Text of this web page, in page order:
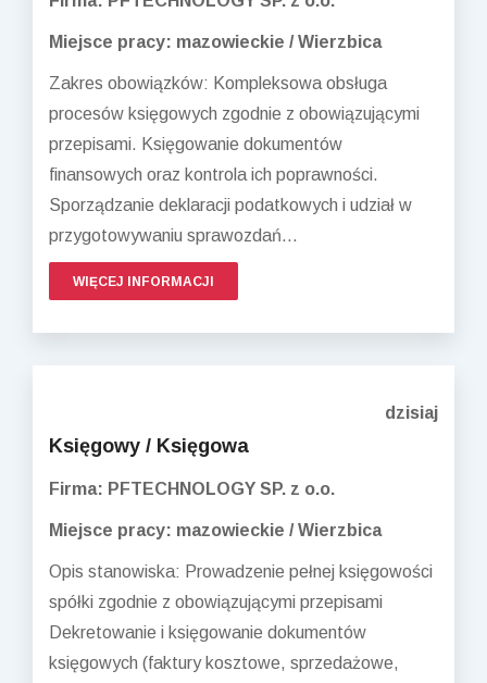
Miejsce pracy: mazowieckie / Wierzbica
Zakres obowiązków: Kompleksowa obsługa
procesów księgowych zgodnie z obowiązującymi
przepisami. Księgowanie dokumentów
finansowych oraz kontrola ich poprawności.
Sporządzanie deklaracji podatkowych i udział w
przygotowywaniu sprawozdań...
WIĘCEJ INFORMACJI
dzisiaj
Księgowy / Księgowa
Firma: PFTECHNOLOGY SP. z o.o.
Miejsce pracy: mazowieckie / Wierzbica
Opis stanowiska: Prowadzenie pełnej księgowości
spółki zgodnie z obowiązującymi przepisami
Dekretowanie i księgowanie dokumentów
księgowych (faktury kosztowe, sprzedażowe,